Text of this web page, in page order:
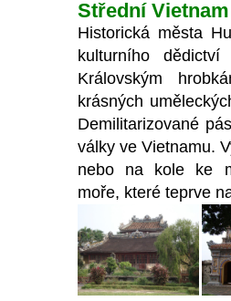
Střední Vietnam
Historická města
kulturního
Královským
krásných
Demilitarizované
války ve Vietnamu.
nebo na kole ke
moře, které teprve